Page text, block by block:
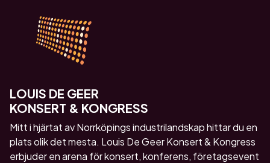
LOUIS DE GEER
KONSERT & KONGRESS
Mitt i hjärtat av Norrköpings industrilandskap hittar du en
plats olik det mesta. Louis De Geer Konsert & Kongress
erbjuder en arena för konsert, konferens, företagsevent